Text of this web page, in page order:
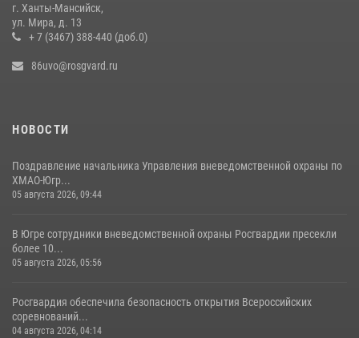
г. Ханты-Мансийск,
ул. Мира, д. 13
+ 7 (3467) 388-440 (доб.0)
86uvo@rosgvard.ru
НОВОСТИ
Поздравление начальника Управления вневедомственной охраны по
ХМАО-Югр...
05 августа 2026, 09:44
В Югре сотрудники вневедомственной охраны Росгвардии пресекли
более 10...
05 августа 2026, 05:56
Росгвардия обеспечила безопасность открытия Всероссийских
соревнований...
04 августа 2026, 04:14